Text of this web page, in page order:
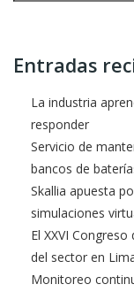
Entradas
La industria
responder
Servicio de
bancos de
Skallia apuesta
simulaciones
El XXVI
del sector en
Monitoreo